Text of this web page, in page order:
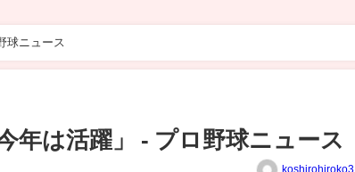
球ニュース
年は活躍」 - プロ野球ニュース
koshirohiroko3